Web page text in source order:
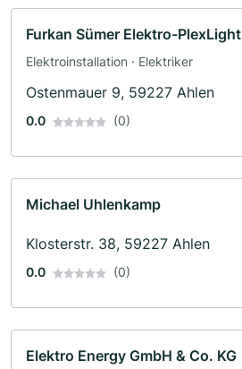
Furkan Sümer Elektro-PlexLight
Elektroinstallation · Elektriker
Ostenmauer 9, 59227 Ahlen
0.0 (0)
Michael Uhlenkamp
Klosterstr. 38, 59227 Ahlen
0.0 (0)
Elektro Energy GmbH & Co. KG